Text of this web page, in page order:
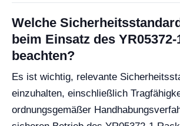
Welche
beim Einsatz des
beachten?
Es ist wichtig, relevante
einzuhalten, einschließlich
ordnungsgemäßer